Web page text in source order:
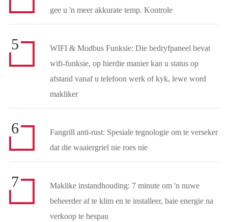
gee u 'n meer akkurate temp. Kontrole
5
WIFI & Modbus Funksie: Die bedryfpaneel bevat
wifi-funksie, op hierdie manier kan u status op
afstand vanaf u telefoon werk of kyk, lewe word
makliker
6
Fangrill anti-rust: Spesiale tegnologie om te verseker
dat die waaiergriel nie roes nie
7
Maklike instandhouding: 7 minute om 'n nuwe
beheerder af te klim en te installeer, baie energie na
verkoop te bespau